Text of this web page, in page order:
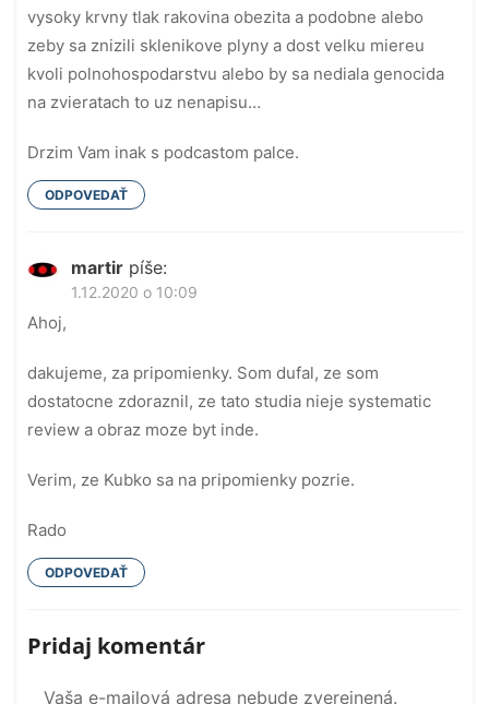
vysoky krvny tlak rakovina obezita a podobne alebo
zeby sa znizili sklenikove plyny a dost velku miereu
kvoli polnohospodarstvu alebo by sa nediala genocida
na zvieratach to uz nenapisu…
Drzim Vam inak s podcastom palce.
ODPOVEDAŤ
martir píše:
1.12.2020 o 10:09
Ahoj,
dakujeme, za pripomienky. Som dufal, ze som
dostatocne zdoraznil, ze tato studia nieje systematic
review a obraz moze byt inde.
Verim, ze Kubko sa na pripomienky pozrie.
Rado
ODPOVEDAŤ
Pridaj komentár
Vaša e-mailová adresa nebude zverejnená.